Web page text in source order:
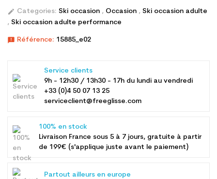
edit Categories: Ski occasion , Occasion , Ski occasion adulte
, Ski occasion adulte performance
announcement Référence: 15885_e02
Service clients
9h - 12h30 / 13h30 - 17h du lundi au vendredi
+33 (0)4 50 07 13 25
serviceclient@freeglisse.com
100% en stock
Livraison France sous 5 à 7 jours, gratuite à partir
de 199€ (s'applique juste avant le paiement)
Partout ailleurs en europe